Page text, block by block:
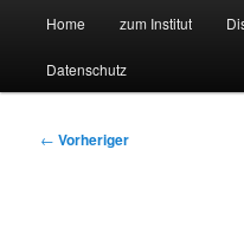
Technologie
Zum
primären
Zum
sekundären
Home zum Institut
Datenschutz
Beitragsnavigation
← Vorheriger